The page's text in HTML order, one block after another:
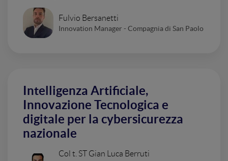
Fulvio Bersanetti
Innovation Manager - Compagnia di San Paolo
Intelligenza Artificiale,
Innovazione Tecnologica e
digitale per la cybersicurezza
nazionale
Col t. ST Gian Luca Berruti